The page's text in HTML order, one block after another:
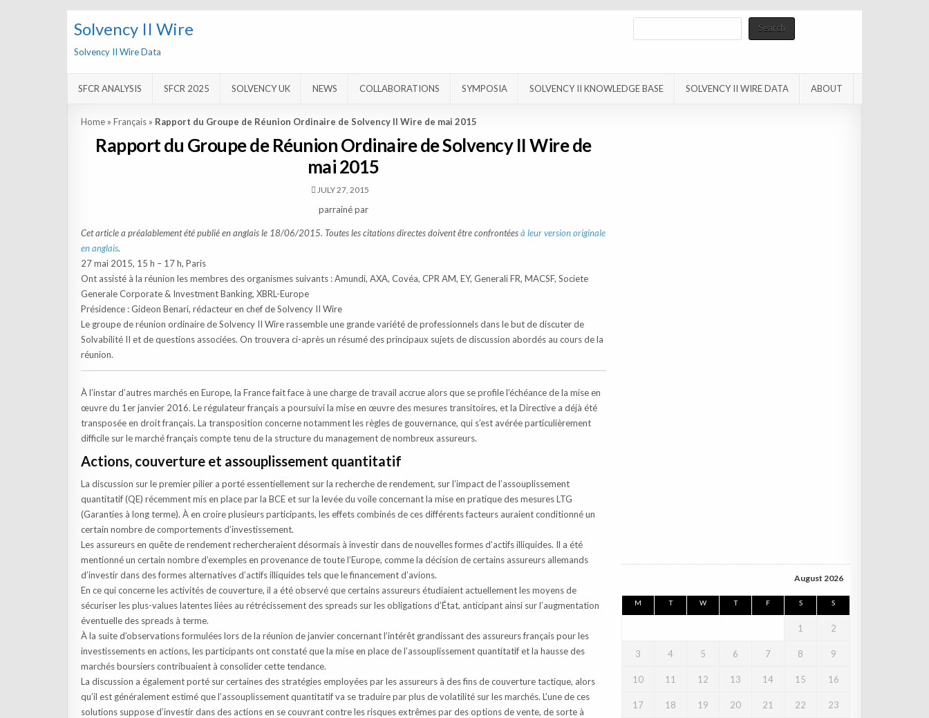
Solvency II Wire
Solvency II Wire Data
Search
SFCR ANALYSIS SFCR 2025 SOLVENCY UK NEWS COLLABORATIONS SYMPOSIA SOLVENCY II KNOWLEDGE BASE SOLVENCY II WIRE DATA ABOUT
Home» Français» Rapport du Groupe de Réunion Ordinaire de Solvency II Wire de mai 2015
Rapport du Groupe de Réunion Ordinaire de Solvency II Wire de
mai 2015
JULY 27, 2015
parrainé par
Cet article a préalablement été publié en anglais le 18/06/2015. Toutes les citations directes doivent être confrontéesà leur version originale
en anglais.
27 mai 2015, 15 h – 17 h, Paris
Ont assisté à la réunion les membres des organismes suivants : Amundi, AXA, Covéa, CPR AM, EY, Generali FR, MACSF, Societe
Generale Corporate & Investment Banking, XBRL-Europe
Présidence : Gideon Benari, rédacteur en chef de Solvency II Wire
Le groupe de réunion ordinaire de Solvency II Wire rassemble une grande variété de professionnels dans le but de discuter de
Solvabilité II et de questions associées. On trouvera ci-après un résumé des principaux sujets de discussion abordés au cours de la
réunion.
À l’instar d’autres marchés en Europe, la France fait face à une charge de travail accrue alors que se profile l’échéance de la mise en
œuvre du 1er janvier 2016. Le régulateur français a poursuivi la mise en œuvre des mesures transitoires, et la Directive a déjà été
transposée en droit français. La transposition concerne notamment les règles de gouvernance, qui s’est avérée particulièrement
difficile sur le marché français compte tenu de la structure du management de nombreux assureurs.
Actions, couverture et assouplissement quantitatif
La discussion sur le premier pilier a porté essentiellement sur la recherche de rendement, sur l’impact de l’assouplissement
quantitatif (QE) récemment mis en place par la BCE et sur la levée du voile concernant la mise en pratique des mesures LTG
(Garanties à long terme). À en croire plusieurs participants, les effets combinés de ces différents facteurs auraient conditionné un
certain nombre de comportements d’investissement.
Les assureurs en quête de rendement rechercheraient désormais à investir dans de nouvelles formes d’actifs illiquides. Il a été
mentionné un certain nombre d’exemples en provenance de toute l’Europe, comme la décision de certains assureurs allemands
d’investir dans des formes alternatives d’actifs illiquides tels que le financement d’avions.
En ce qui concerne les activités de couverture, il a été observé que certains assureurs étudiaient actuellement les moyens de
sécuriser les plus-values latentes liées au rétrécissement des spreads sur les obligations d’État, anticipant ainsi sur l’augmentation
éventuelle des spreads à terme.
À la suite d’observations formulées lors de la réunion de janvier concernant l’intérêt grandissant des assureurs français pour les
investissements en actions, les participants ont constaté que la mise en place de l’assouplissement quantitatif et la hausse des
marchés boursiers contribuaient à consolider cette tendance.
La discussion a également porté sur certaines des stratégies employées par les assureurs à des fins de couverture tactique, alors
qu’il est généralement estimé que l’assouplissement quantitatif va se traduire par plus de volatilité sur les marchés. L’une de ces
solutions suppose d’investir dans des actions en se couvrant contre les risques extrêmes par des options de vente, de sorte à
August 2026
M T W T F S S
1 2
3 4 5 6 7 8 9
10 11 12 13 14 15 16
17 18 19 20 21 22 23